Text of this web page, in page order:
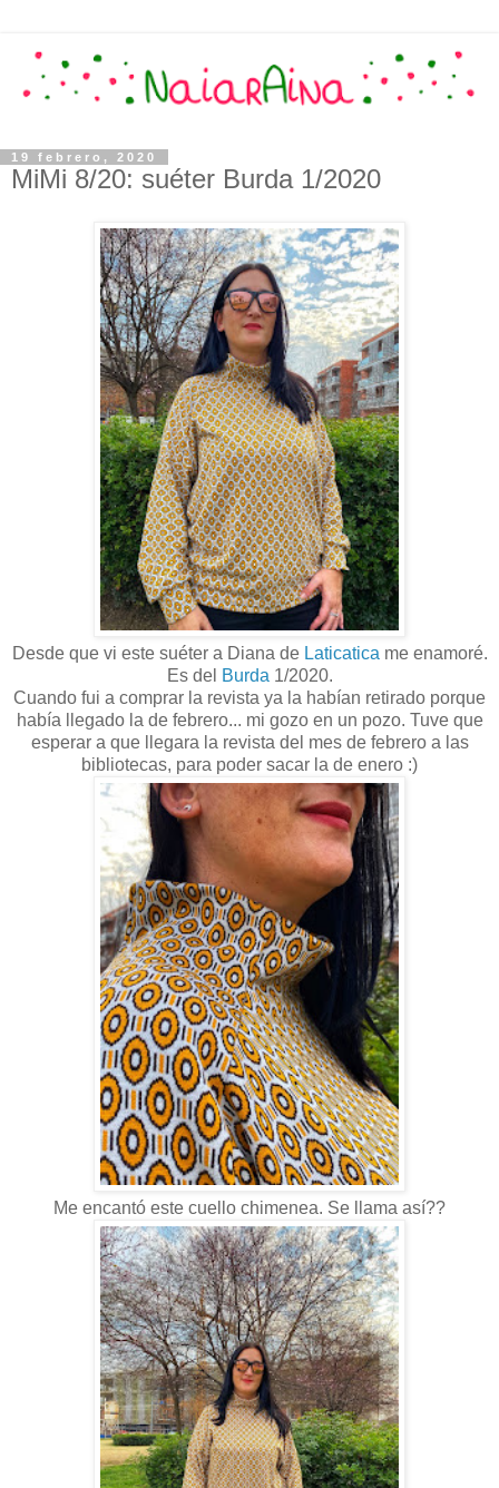
19 febrero, 2020
MiMi 8/20: suéter Burda 1/2020
Desde que vi este suéter a Diana de Laticatica me enamoré.
Es del Burda 1/2020.
Cuando fui a comprar la revista ya la habían retirado porque
había llegado la de febrero... mi gozo en un pozo. Tuve que
esperar a que llegara la revista del mes de febrero a las
bibliotecas, para poder sacar la de enero :)
Me encantó este cuello chimenea. Se llama así??